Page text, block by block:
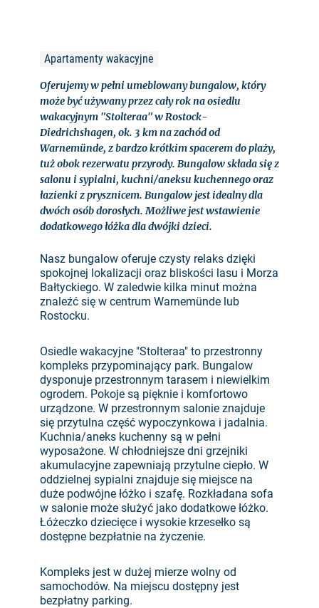
Apartamenty wakacyjne
Oferujemy w pełni umeblowany bungalow, który
może być używany przez cały rok na osiedlu
wakacyjnym "Stolteraa" w Rostock-
Diedrichshagen, ok. 3 km na zachód od
Warnemünde, z bardzo krótkim spacerem do plaży,
tuż obok rezerwatu przyrody. Bungalow składa się z
salonu i sypialni, kuchni/aneksu kuchennego oraz
łazienki z prysznicem. Bungalow jest idealny dla
dwóch osób dorosłych. Możliwe jest wstawienie
dodatkowego łóżka dla dwójki dzieci.
Nasz bungalow oferuje czysty relaks dzięki
spokojnej lokalizacji oraz bliskości lasu i Morza
Bałtyckiego. W zaledwie kilka minut można
znaleźć się w centrum Warnemünde lub
Rostocku.
Osiedle wakacyjne "Stolteraa" to przestronny
kompleks przypominający park. Bungalow
dysponuje przestronnym tarasem i niewielkim
ogrodem. Pokoje są pięknie i komfortowo
urządzone. W przestronnym salonie znajduje
się przytulna część wypoczynkowa i jadalnia.
Kuchnia/aneks kuchenny są w pełni
wyposażone. W chłodniejsze dni grzejniki
akumulacyjne zapewniają przytulne ciepło. W
oddzielnej sypialni znajduje się miejsce na
duże podwójne łóżko i szafę. Rozkładana sofa
w salonie może służyć jako dodatkowe łóżko.
Łóżeczko dziecięce i wysokie krzesełko są
dostępne bezpłatnie na życzenie.
Kompleks jest w dużej mierze wolny od
samochodów. Na miejscu dostępny jest
bezpłatny parking.